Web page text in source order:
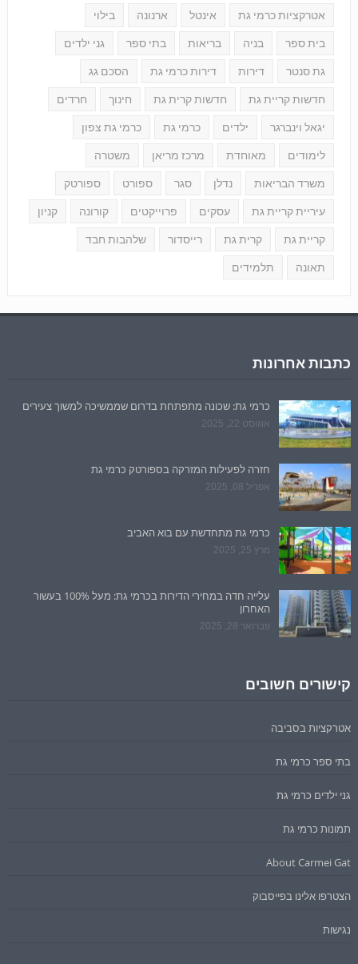
אטרקציות כרמי גת אינטל ארנונה בילוי
בית ספר בניה בריאות בתי ספר גני ילדים
גת סנטר דירות דירות כרמי גת הסכם גג
חדשות קריית גת חדשות קרית גת חינוך חרדים
יגאל וינברגר ילדים כרמי גת כרמי גת צפון
לימודים מאוחדת מרכז מריאן משטרה
משרד הבריאות נדלן סגר ספורט ספורטק
עיריית קריית גת עסקים פרוייקטים קורונה קניון
קריית גת קרית גת רייסדור שלהבות חבד
תאונה תלמידים
כתבות אחרונות
כרמי גת: שכונה מתפתחת בדרום שממשיכה למשוך צעירים
אוגוסט 22, 2025
חזרה לפעילות המזרקה בספורטק כרמי גת
אפריל 08, 2025
כרמי גת מתחדשת עם בוא האביב
מרץ 25, 2025
עלייה חדה במחירי הדירות בכרמי גת: מעל 100% בעשור
האחרון
פברואר 28, 2025
קישורים חשובים
אטרקציות בסביבה
בתי ספר כרמי גת
גני ילדים כרמי גת
תמונות כרמי גת
About Carmei Gat
הצטרפו אלינו בפייסבוק
נגישות